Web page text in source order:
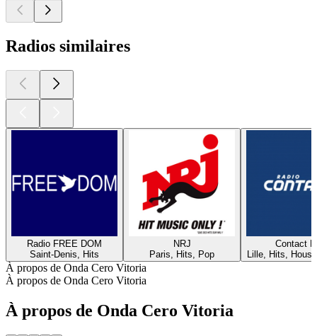
Radios similaires
Radio FREE DOM
Saint-Denis, Hits
NRJ
Paris, Hits, Pop
Contact
Lille, Hits,
À propos de Onda Cero Vitoria
À propos de Onda Cero Vitoria
À propos de Onda Cero Vitoria